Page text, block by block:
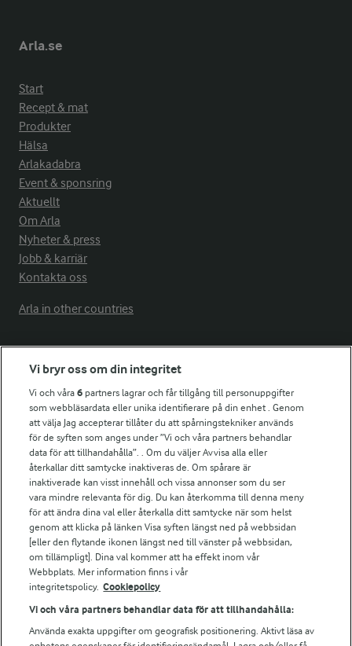
Arla.se
Start
Recept & mat
Produkter
Hälsa
Arlakadabra
Event & sponsring
Aktuellt
Om Arla
Nyheter & press
Jobb & karriär
Kontakta oss
Arla in other countries
Fler Arlasajter
För ägare
Arlas kundportal
Arla.com
Falbygdens Ost
Arla webbshop
Bildbank
Följ oss
Vi bryr oss om din integritet
Vi och våra6 partners lagrar och får tillgång till personuppgifter
som webbläsardata eller unika identifierare på din enhet . Genom
att välja Jag accepterar tillåter du att spårningstekniker används
för de syften som anges under ”Vi och våra partners behandlar
data för att tillhandahålla”. . Om du väljer Avvisa alla eller
återkallar ditt samtycke inaktiveras de. Om spårare är
inaktiverade kan visst innehåll och vissa annonser som du ser
vara mindre relevanta för dig. Du kan återkomma till denna meny
för att ändra dina val eller återkalla ditt samtycke när som helst
genom att klicka på länken Visa syften längst ned på webbsidan
[eller den flytande ikonen längst ned till vänster på webbsidan,
om tillämpligt]. Dina val kommer att ha effekt inom vår
Webbplats. Mer information finns i vår
integritetspolicy. Cookiepolicy
Vi och våra partners behandlar data för att tillhandahålla:
Använda exakta uppgifter om geografisk positionering. Aktivt läsa av